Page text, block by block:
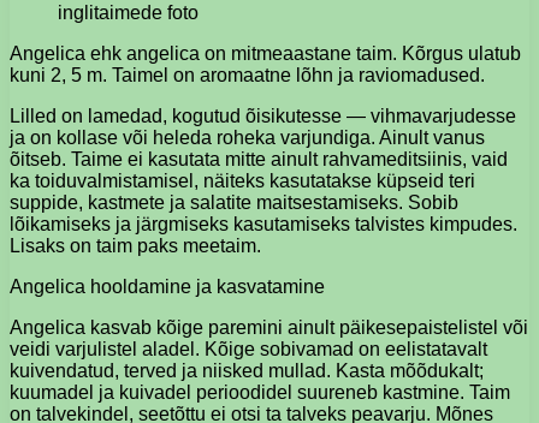
inglitaimede foto
Angelica ehk angelica on mitmeaastane taim. Kõrgus ulatub
kuni 2, 5 m. Taimel on aromaatne lõhn ja raviomadused.
Lilled on lamedad, kogutud õisikutesse — vihmavarjudesse
ja on kollase või heleda roheka varjundiga. Ainult vanus
õitseb. Taime ei kasutata mitte ainult rahvameditsiinis, vaid
ka toiduvalmistamisel, näiteks kasutatakse küpseid teri
suppide, kastmete ja salatite maitsestamiseks. Sobib
lõikamiseks ja järgmiseks kasutamiseks talvistes kimpudes.
Lisaks on taim paks meetaim.
Angelica hooldamine ja kasvatamine
Angelica kasvab kõige paremini ainult päikesepaistelistel või
veidi varjulistel aladel. Kõige sobivamad on eelistatavalt
kuivendatud, terved ja niisked mullad. Kasta mõõdukalt;
kuumadel ja kuivadel perioodidel suureneb kastmine. Taim
on talvekindel, seetõttu ei otsi ta talveks peavarju. Mõnes